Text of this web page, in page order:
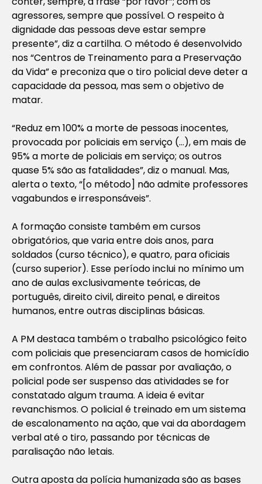
agressores, sempre que possível. O respeito à
dignidade das pessoas deve estar sempre
presente”, diz a cartilha. O método é desenvolvido
nos “Centros de Treinamento para a Preservação
da Vida” e preconiza que o tiro policial deve deter a
capacidade da pessoa, mas sem o objetivo de
matar.
“Reduz em 100% a morte de pessoas inocentes,
provocada por policiais em serviço (…), em mais de
95% a morte de policiais em serviço; os outros
quase 5% são as fatalidades”, diz o manual. Mas,
alerta o texto, “[o método] não admite professores
vagabundos e irresponsáveis”.
A formação consiste também em cursos
obrigatórios, que varia entre dois anos, para
soldados (curso técnico), e quatro, para oficiais
(curso superior). Esse período inclui no mínimo um
ano de aulas exclusivamente teóricas, de
português, direito civil, direito penal, e direitos
humanos, entre outras disciplinas básicas.
A PM destaca também o trabalho psicológico feito
com policiais que presenciaram casos de homicídio
em confrontos. Além de passar por avaliação, o
policial pode ser suspenso das atividades se for
constatado algum trauma. A ideia é evitar
revanchismos. O policial é treinado em um sistema
de escalonamento na ação, que vai da abordagem
verbal até o tiro, passando por técnicas de
paralisação não letais.
Outra aposta da polícia humanizada são as bases